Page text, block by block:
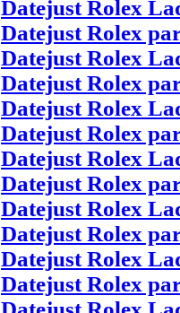
Datejust Rolex
Datejust Rolex
Datejust Rolex
Datejust Rolex
Datejust Rolex
Datejust Rolex
Datejust Rolex
Datejust Rolex
Datejust Rolex
Datejust Rolex
Datejust Rolex
Datejust Rolex